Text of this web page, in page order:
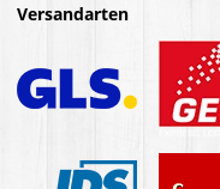
Versandarten